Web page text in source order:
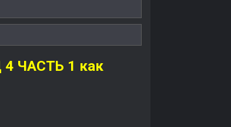
4 ЧАСТЬ 1 как